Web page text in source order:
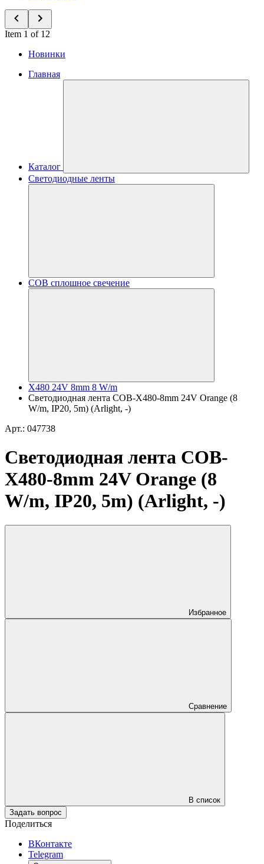
Item 1 of 12
Новинки
Главная
Каталог
Светодиодные ленты
COB сплошное свечение
X480 24V 8mm 8 W/m
Светодиодная лента COB-X480-8mm 24V Orange (8
W/m, IP20, 5m) (Arlight, -)
Арт.: 047738
Светодиодная лента COB-
X480-8mm 24V Orange (8
W/m, IP20, 5m) (Arlight, -)
Избранное
Сравнение
В список
Задать вопрос
Поделиться
ВКонтакте
Telegram